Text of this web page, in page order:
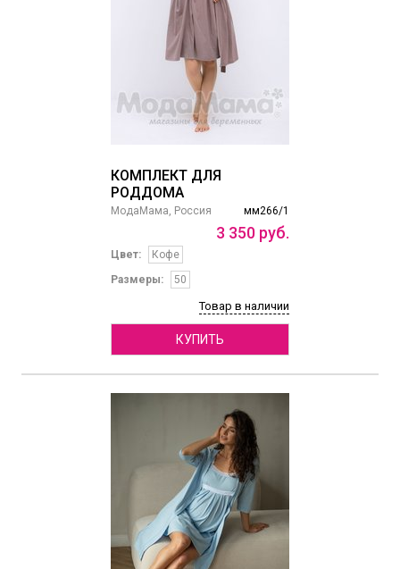
КОМПЛЕКТ ДЛЯ
РОДДОМА
мм266/1
МодаМама, Россия
3 350 руб.
Цвет:
Кофе
Размеры:
50
Товар в наличии
КУПИТЬ